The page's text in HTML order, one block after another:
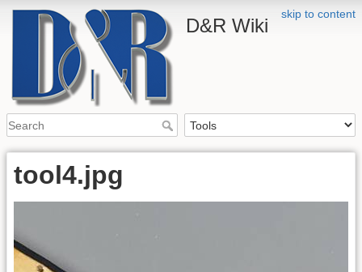
skip to content
D&R Wiki
tool4.jpg